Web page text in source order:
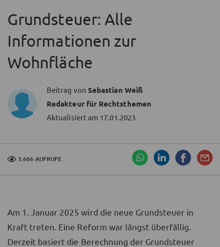
Grundsteuer: Alle
Informationen zur
Wohnfläche
Beitrag von Sebastian Weiß
Redakteur für Rechtsthemen
Aktualisiert am 17.01.2023
5.666 AUFRUFE
Am 1. Januar 2025 wird die neue Grundsteuer in
Kraft treten. Eine Reform war längst überfällig.
Derzeit basiert die Berechnung der Grundsteuer